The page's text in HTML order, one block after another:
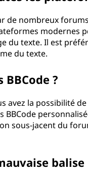
de nombreux
modernes
du texte. Il est
du texte.
?
avez la possibilité
sous-jacent du
balise